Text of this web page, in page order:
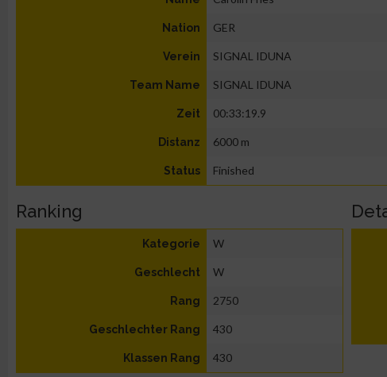
Nation GER
Verein SIGNAL IDUNA
Team Name SIGNAL IDUNA
Zeit 00:33:19.9
Distanz 6000 m
Status Finished
Ranking
Kategorie W
Geschlecht W
Rang 2750
Geschlechter Rang 430
Klassen Rang 430